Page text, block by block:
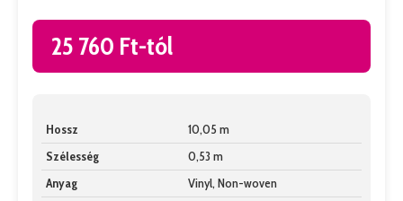
25 760 Ft-tól
Hossz
10,05 m
Szélesség
0,53 m
Anyag
Vinyl, Non-woven